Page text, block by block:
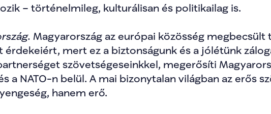
– történelmileg, kulturálisan és politikailag is.
Magyarország az európai közösség megbecsült
mert ez a biztonságunk és a jólétünk
szövetségeseinkkel, megerősíti
a NATO-n belül. A mai bizonytalan világban az erős
hanem erő.